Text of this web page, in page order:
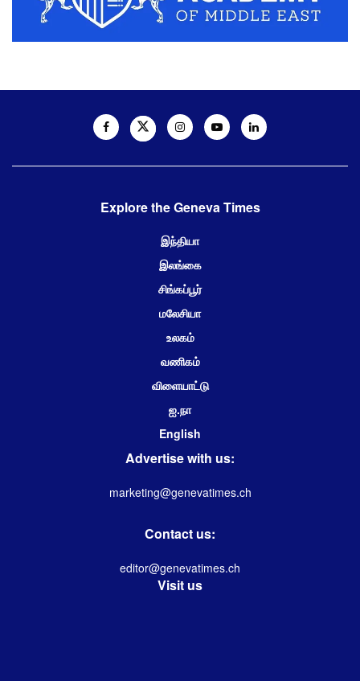
Explore the Geneva Times
இந்தியா
இலங்கை
சிங்கப்பூர்
மலேசியா
உலகம்
வணிகம்
விளையாட்டு
ஐ.நா
English
Advertise with us:
marketing@genevatimes.ch
Contact us:
editor@genevatimes.ch
Visit us